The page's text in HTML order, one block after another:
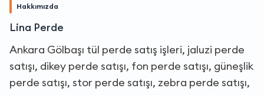
Hakkımızda
Lina Perde
Ankara Gölbaşı tül perde satış işleri, jaluzi perde
satışı, dikey perde satışı, fon perde satışı, güneşlik
perde satışı, stor perde satışı, zebra perde satışı,